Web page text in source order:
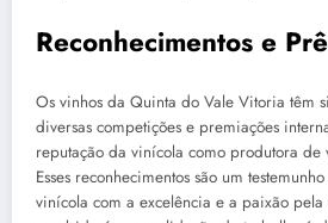
Reconhecimentos e
Os vinhos da Quinta do Vale Vitoria têm
diversas competições e premiações
reputação da vinícola como produtora de
Esses reconhecimentos são um
vinícola com a excelência e a paixão